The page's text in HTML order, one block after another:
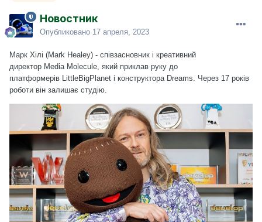
Новостник
Опубликовано 17 апреля, 2023
Марк Хілі (Mark Healey) - співзасновник і креативний
директор Media Molecule, який приклав руку до
платформерів LittleBigPlanet і конструктора Dreams. Через 17 років
роботи він залишає студію.